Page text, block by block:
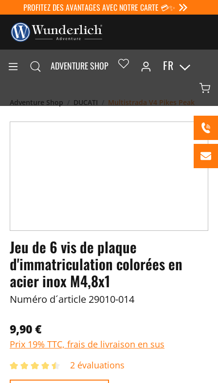
PROFITEZ DES AVANTAGES AVEC NOTRE CARTE 💳✨
ADVENTURE SHOP FR
Adventure Shop DUCATI Multistrada V4 Pikes Peak
Jeu de 6 vis de plaque
d'immatriculation colorées en
acier inox M4,8x1
Numéro d´article 29010-014
9,90 €
Prix 19% TTC, frais de livraison en sus
2 évaluations